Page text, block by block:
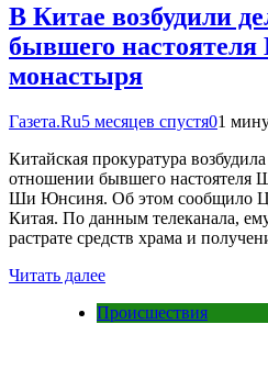
В Китае возбудили
бывшего
монастыря
Газета.Ru5 месяцев спустя01
Китайская прокуратура
отношении бывшего настоятеля
Ши Юнсиня. Об этом сообщило
Китая. По данным телеканала,
растрате средств храма и
Читать далее
Происшествия